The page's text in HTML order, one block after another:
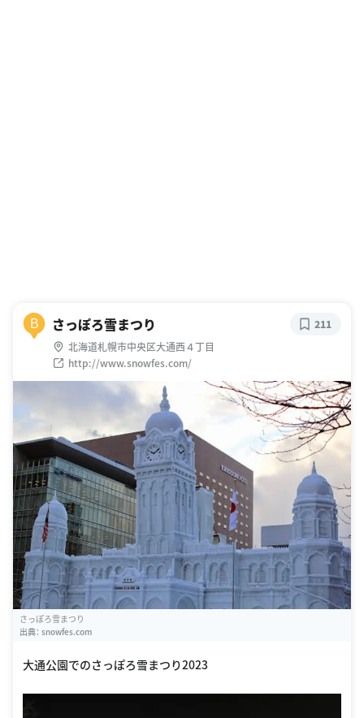
B さっぽろ雪まつり
北海道札幌市中央区大通西４丁目
http://www.snowfes.com/
211
さっぽろ雪まつり
出典： snowfes.com
大通公園でのさっぽろ雪まつり2023